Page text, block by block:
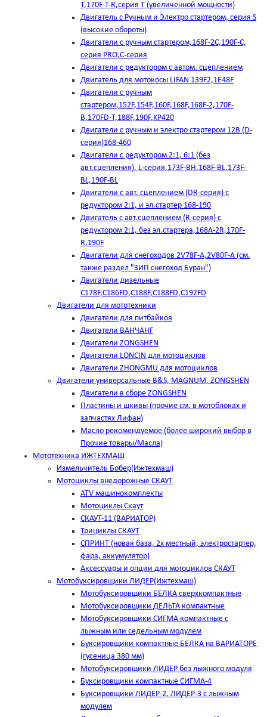
T,170F-T-R,серия Т (увеличенной мощности)
Двигатель с Ручным и Электро стартером, серия S
(высокие обороты)
Двигатели с ручным стартером,168F-2C,190F-C,
серия PRO,C-серия
Двигатели с редуктором с автом. сцеплением
Двигатель для мотокосы LIFAN 139F2,1E48F
Двигатели с ручным
стартером,152F,154F,160F,168F,168F-2,170F-
B,170FD-T,188F,190F,KP420
Двигатели с ручным и электро стартером 12В (D-
серия)168-460
Двигатели с редуктором 2:1, 6:1 (без
авт.сцепления), L-серия,173F-BH,168F-BL,173F-
BL,190F-BL
Двигатели с авт. сцеплением (DR-серия) с
редуктором 2:1, и эл.стартер 168-190
Двигатель с авт.сцеплением (R-серия) с
редуктором 2:1, без эл.стартера,168А-2R,170F-
R,190F
Двигатели для снегоходов 2V78F-A,2V80F-A (см.
также раздел "ЗИП снегоход Буран")
Двигатели дизельные
C178F,С186FD,C188F,C188FD,C192FD
Двигатели для мототехники
Двигатели для питбайков
Двигатели ВАНЧАНГ
Двигатели ZONGSHEN
Двигатели LONCIN для мотоциклов
Двигатели ZHONGMU для мотоциклов
Двигатели универсальные B&S, MAGNUM, ZONGSHEN
Двигатели в сборе ZONGSHEN
Пластины и шкивы (прочие см. в мотоблоках и
запчастях Лифан)
Масло рекомендуемое (более широкий выбор в
Прочие товары/Масла)
Мототехника ИЖТЕХМАШ
Измельчитель Бобер(Ижтехмаш)
Мотоциклы внедорожные СКАУТ
ATV машинокомплекты
Мотоциклы Скаут
СКАУТ-11 (ВАРИАТОР)
Трициклы СКАУТ
СПРИНТ (новая база, 2х местный, электростартер,
фара, аккумулятор)
Аксессуары и опции для мотоциклов СКАУТ
Мотобуксировщики ЛИДЕР(Ижтехмаш)
Мотобуксировщики БЕЛКА сверхкомпактные
Мотобуксировщики ДЕЛЬТА компактные
Мотобуксировщики СИГМА компактные с
лыжным или седельным модулем
Буксировщики компактные БЕЛКА на ВАРИАТОРЕ
(гусеница 380 мм)
Мотобуксировщики ЛИДЕР без лыжного модуля
Буксировщики компактные СИГМА-4
Буксировщики ЛИДЕР-2, ЛИДЕР-3 c лыжным
модулем